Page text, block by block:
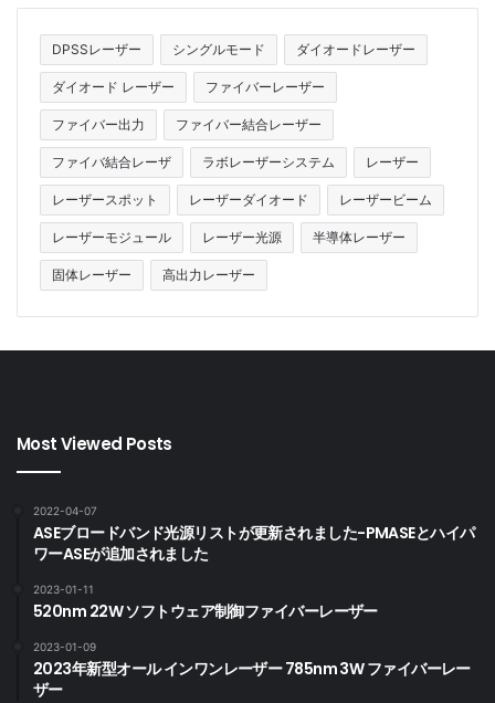
DPSSレーザー シングルモード ダイオードレーザー
ダイオード レーザー ファイバーレーザー
ファイバー出力 ファイバー結合レーザー
ファイバ結合レーザ ラボレーザーシステム レーザー
レーザースポット レーザーダイオード レーザービーム
レーザーモジュール レーザー光源 半導体レーザー
固体レーザー 高出力レーザー
Most Viewed Posts
2022-04-07
ASEブロードバンド光源リストが更新されました-PMASEとハイパ
ワーASEが追加されました
2023-01-11
520nm 22W ソフトウェア制御ファイバーレーザー
2023-01-09
2023年新型オール インワンレーザー 785nm 3W ファイバーレー
ザー